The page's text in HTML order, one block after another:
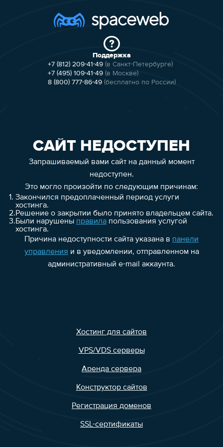
Поддержка
+7 (812) 209-41-49 (в Санкт-Петербурге)
+7 (495) 109-41-49 (в Москве)
8 (800) 777-86-49 (бесплатно по России)
САЙТ НЕДОСТУПЕН
Запрашиваемый вами сайт на данный момент
недоступен.
Это могло произойти по следующим причинам:
1. Закончился предоплаченный период услуги
хостинга.
2.Решение о закрытии было принято владельцем сайта.
3.Были нарушены правилапользования услугой
хостинга.
Причина недоступности сайта указана в панели
управления и в уведомлении, отправленном на
административный e-mail аккаунта.
Хостинг для сайтов
VPS/VDS серверы
Аренда сервера
Конструктор сайтов
Регистрация доменов
SSL-сертификаты